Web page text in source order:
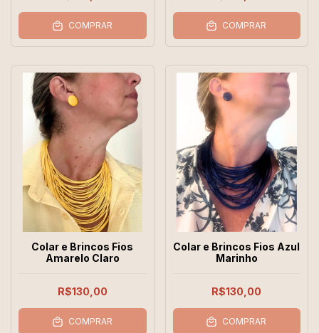
COMPRAR COMPRAR
Colar e Brincos Fios
Amarelo Claro
R$130,00
COMPRAR
Colar e Brincos Fios Azul
Marinho
R$130,00
COMPRAR